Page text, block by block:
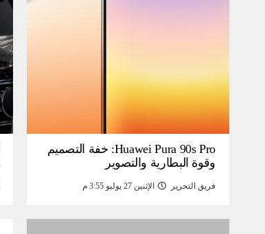
Huawei Pura 90s Pro: خفة التصميم
وقوة البطارية والتصوير
فريق التحرير الإثنين 27 يوليو 3:55 م